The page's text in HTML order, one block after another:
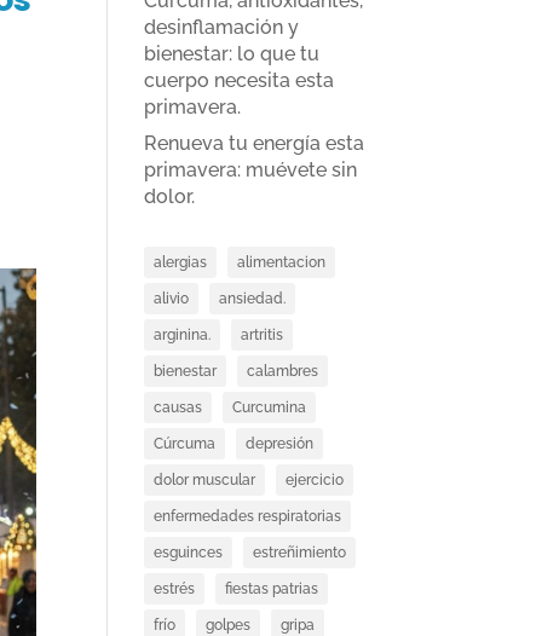
desinflamación y
bienestar: lo que tu
cuerpo necesita esta
primavera.
Renueva tu energía esta
primavera: muévete sin
dolor.
alergias alimentacion
alivio ansiedad.
arginina. artritis
bienestar calambres
causas Curcumina
Cúrcuma depresión
dolor muscular ejercicio
enfermedades respiratorias
esguinces estreñimiento
estrés fiestas patrias
frío golpes gripa